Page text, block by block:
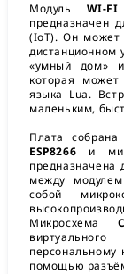
Модуль WI-
предназначен
(IoT). Он может
дистанционном
«умный дом»
которая может
языка Lua.
маленьким,
Плата собрана
ESP8266 и
предназначена
между
собой
Микросхема
персональному
помощью